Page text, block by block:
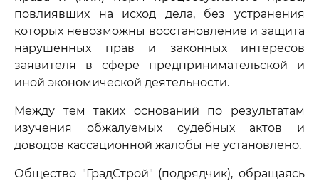
повлиявших на исход дела, без устранения
которых невозможны восстановление и защита
нарушенных прав и законных интересов
заявителя в сфере предпринимательской и
иной экономической деятельности.
Между тем таких оснований по результатам
изучения обжалуемых судебных актов и
доводов кассационной жалобы не установлено.
Общество "ГрадСтрой" (подрядчик), обращаясь